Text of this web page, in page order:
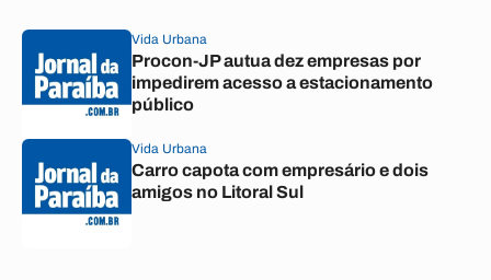
Vida Urbana
Procon-JP autua dez empresas por
impedirem acesso a estacionamento
público
Vida Urbana
Carro capota com empresário e dois
amigos no Litoral Sul